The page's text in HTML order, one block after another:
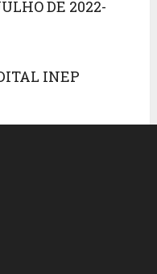
DE 2022-
INEP